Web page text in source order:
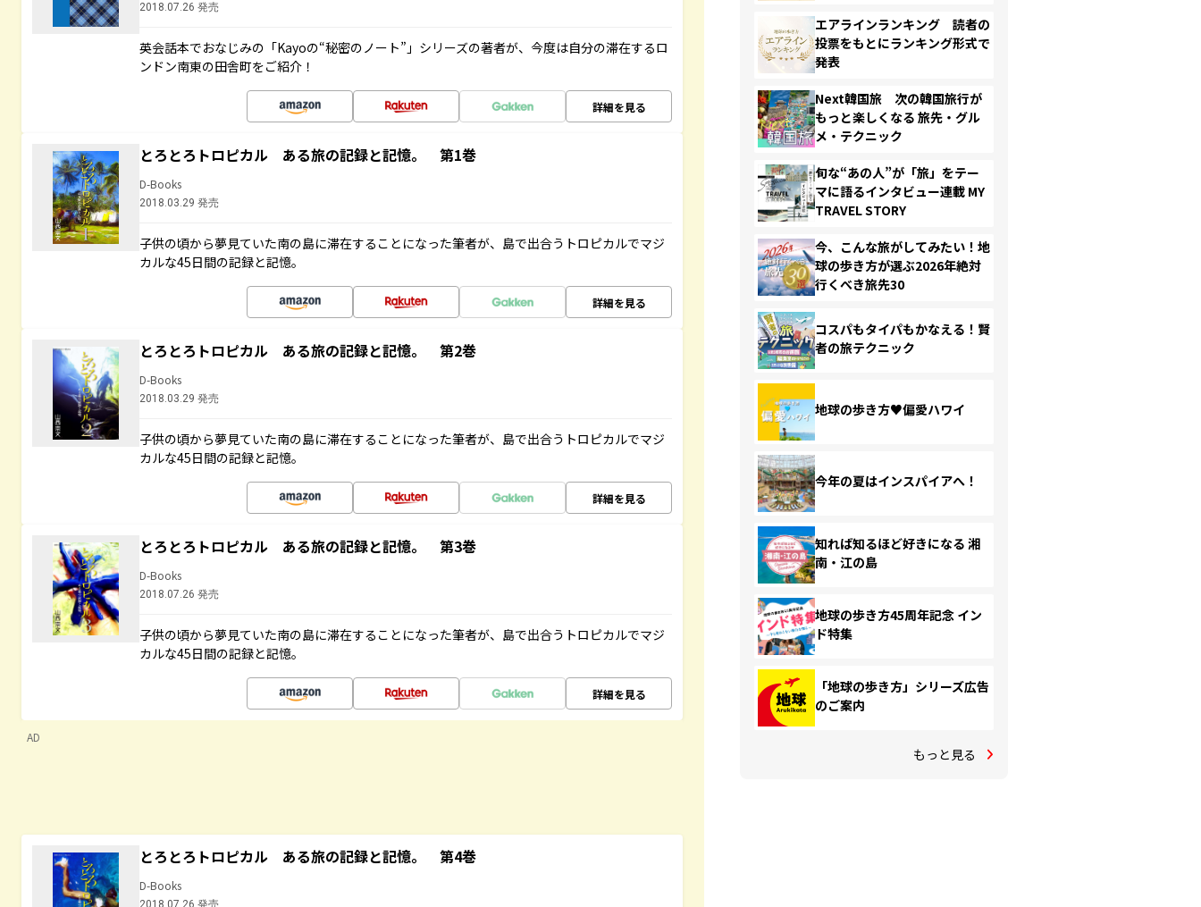
2018.07.26 発売
英会話本でおなじみの「Kayoの“秘密のノート”」シリーズの著者が、今度は自分の滞在するロ
ンドン南東の田舎町をご紹介！
詳細を見る
とろとろトロピカル ある旅の記録と記憶。 第1巻
D-Books
2018.03.29 発売
子供の頃から夢見ていた南の島に滞在することになった筆者が、島で出合うトロピカルでマジ
カルな45日間の記録と記憶。
詳細を見る
とろとろトロピカル ある旅の記録と記憶。 第2巻
D-Books
2018.03.29 発売
子供の頃から夢見ていた南の島に滞在することになった筆者が、島で出合うトロピカルでマジ
カルな45日間の記録と記憶。
詳細を見る
とろとろトロピカル ある旅の記録と記憶。 第3巻
D-Books
2018.07.26 発売
子供の頃から夢見ていた南の島に滞在することになった筆者が、島で出合うトロピカルでマジ
カルな45日間の記録と記憶。
詳細を見る
AD
とろとろトロピカル ある旅の記録と記憶。 第4巻
D-Books
2018.07.26 発売
エアラインランキング 読者の
投票をもとにランキング形式で
発表
Next韓国旅 次の韓国旅行が
もっと楽しくなる 旅先・グル
メ・テクニック
旬な“あの人”が「旅」をテー
マに語るインタビュー連載 MY
TRAVEL STORY
今、こんな旅がしてみたい！地
球の歩き方が選ぶ2026年絶対
行くべき旅先30
コスパもタイパもかなえる！賢
者の旅テクニック
地球の歩き方♥偏愛ハワイ
今年の夏はインスパイアへ！
知れば知るほど好きになる 湘
南・江の島
地球の歩き方45周年記念 イン
ド特集
「地球の歩き方」シリーズ広告
のご案内
もっと見る